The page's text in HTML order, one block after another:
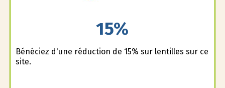
15%
Bénéficiez d'une réduction de 15% sur lentilles sur ce
site.